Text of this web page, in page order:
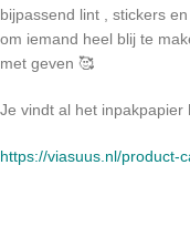
bijpassend lint , stickers
om iemand heel blij te
met geven 🥰
Je vindt al het inpakpapier
https://viasuus.nl/product-